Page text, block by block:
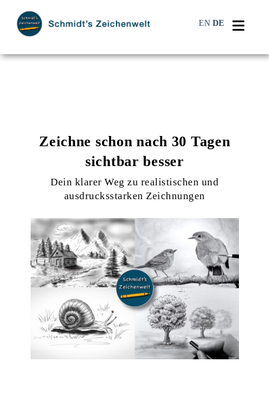
Zeichne schon nach 30 Tagen
sichtbar besser
Dein klarer Weg zu realistischen und
ausdrucksstarken Zeichnungen
EN DE